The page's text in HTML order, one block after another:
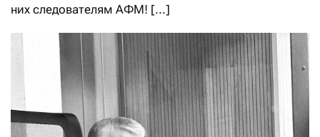
них следователям АФМ! [...]